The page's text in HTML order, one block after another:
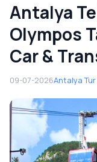
Antalya
Olympos
Car &
09-07-2026Antalya